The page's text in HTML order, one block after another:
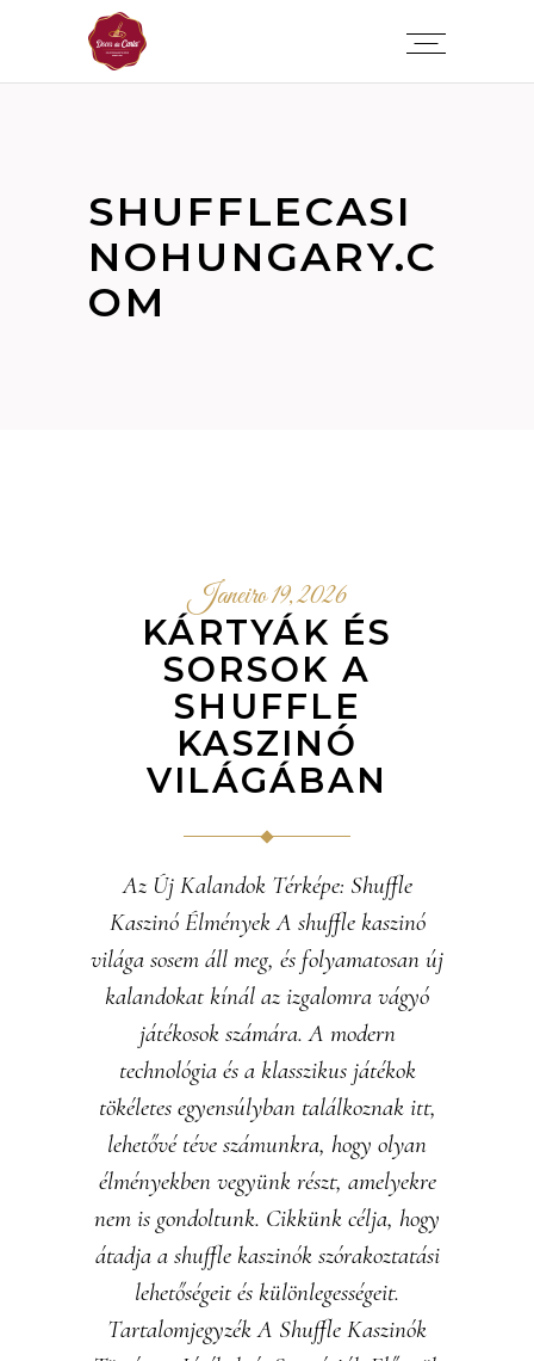
SHUFFLECASI
NOHUNGARY.C
OM
Janeiro 19, 2026
KÁRTYÁK ÉS
SORSOK A
SHUFFLE
KASZINÓ
VILÁGÁBAN
Az Új Kalandok Térképe: Shuffle
Kaszinó Élmények A shuffle kaszinó
világa sosem áll meg, és folyamatosan új
kalandokat kínál az izgalomra vágyó
játékosok számára. A modern
technológia és a klasszikus játékok
tökéletes egyensúlyban találkoznak itt,
lehetővé téve számunkra, hogy olyan
élményekben vegyünk részt, amelyekre
nem is gondoltunk. Cikkünk célja, hogy
átadja a shuffle kaszinók szórakoztatási
lehetőségeit és különlegességeit.
Tartalomjegyzék A Shuffle Kaszinók